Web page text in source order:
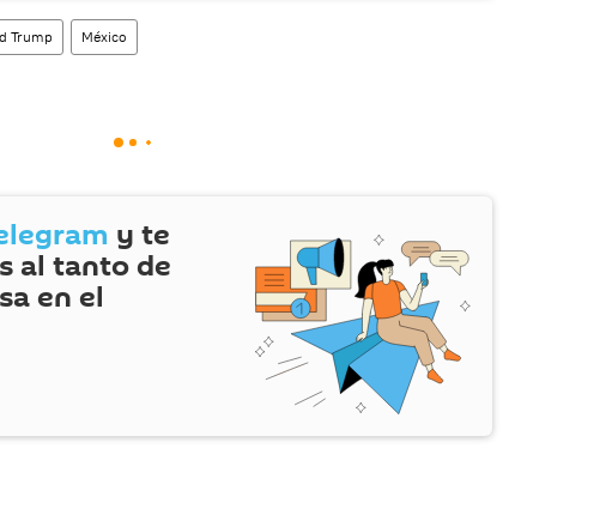
cuenta en la red social rusa VK
Trump México
y te
al tanto de
en el